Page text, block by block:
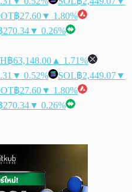
฿27.60▼ 1.80%
270.34▼ 0.26%
฿63,148.00 ▲ 1.71%
▼ 0.52% SOL฿2,449.07▼
฿27.60▼ 1.80%
270.34▼ 0.26%